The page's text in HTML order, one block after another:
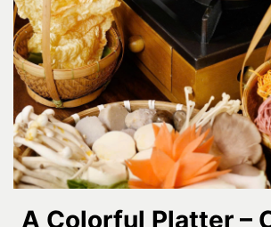
A Colorful Platter –